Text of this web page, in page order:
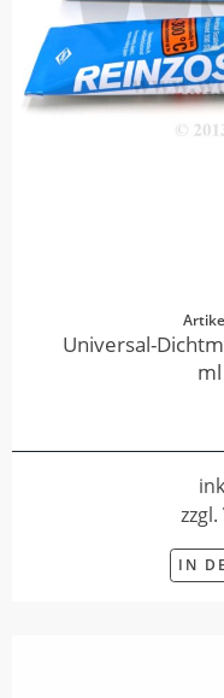
Universal-
IN